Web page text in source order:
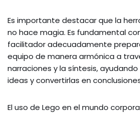
Es importante destacar que la
no hace magia. Es fundamental
facilitador adecuadamente
equipo de manera armónica a
narraciones y la síntesis,
ideas y convertirlas en
El uso de Lego en el mundo